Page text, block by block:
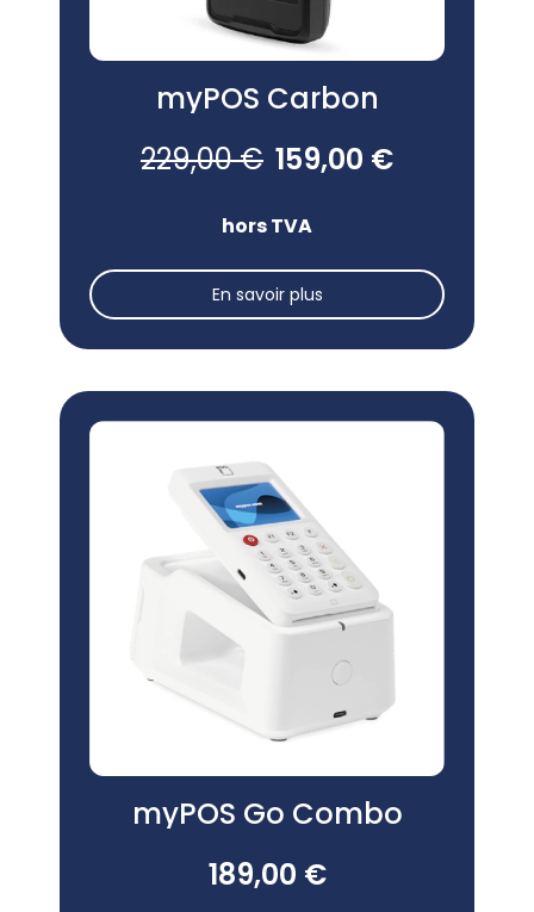
myPOS Carbon
229,00 € 159,00 €
hors TVA
En savoir plus
myPOS Go Combo
189,00 €